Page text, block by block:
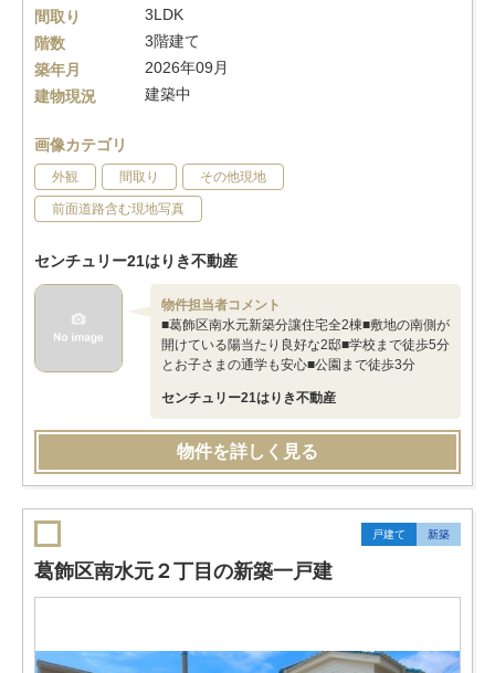
間取り
3LDK
階数
3階建て
築年月
2026年09月
建物現況
建築中
画像カテゴリ
外観 間取り その他現地
前面道路含む現地写真
センチュリー21はりき不動産
物件担当者コメント
■葛飾区南水元新築分讓住宅全2棟■敷地の南側が
開けている陽当たり良好な2邸■学校まで徒歩5分
とお子さまの通学も安心■公園まで徒歩3分
センチュリー21はりき不動産
物件を詳しく見る
戸建て 新築
葛飾区南水元２丁目の新築一戸建